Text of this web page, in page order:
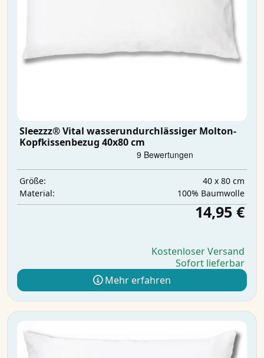
Sleezzz® Vital wasserundurchlässiger Molton-
Kopfkissenbezug 40x80 cm
Größe:
40 x 80 cm
Material:
100% Baumwolle
14,95 €
Kostenloser Versand
Sofort lieferbar
Mehr erfahren